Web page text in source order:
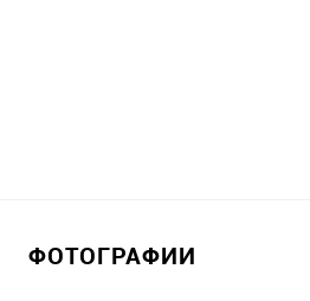
ФОТОГРАФИИ